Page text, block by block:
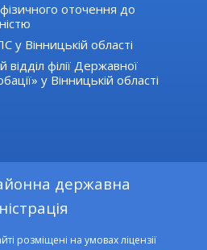
оточення до
у Вінницькій області
філії Державної
у Вінницькій області
державна
розміщені на умовах ліцензії